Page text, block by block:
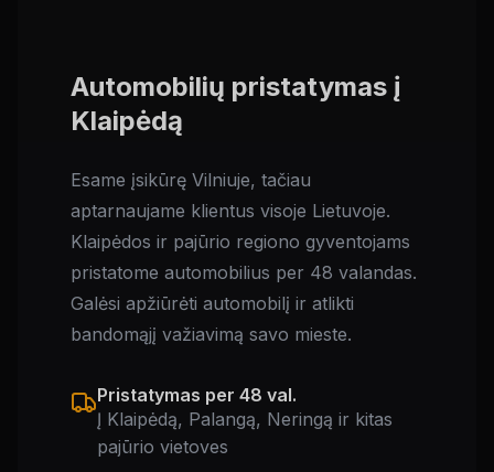
Automobilių pristatymas į
Klaipėdą
Esame įsikūrę Vilniuje, tačiau
aptarnaujame klientus visoje Lietuvoje.
Klaipėdos ir pajūrio regiono gyventojams
pristatome automobilius per 48 valandas.
Galėsi apžiūrėti automobilį ir atlikti
bandomąjį važiavimą savo mieste.
Pristatymas per 48 val.
Į Klaipėdą, Palangą, Neringą ir kitas
pajūrio vietoves